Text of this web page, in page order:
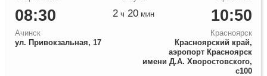
08:30
Ачинск
ул. Привокзальная, 17
10:50
Красноярск
Красноярский край,
аэропорт Красноярск
имени Д.А. Хворостовского,
с100
2 ч 20 мин